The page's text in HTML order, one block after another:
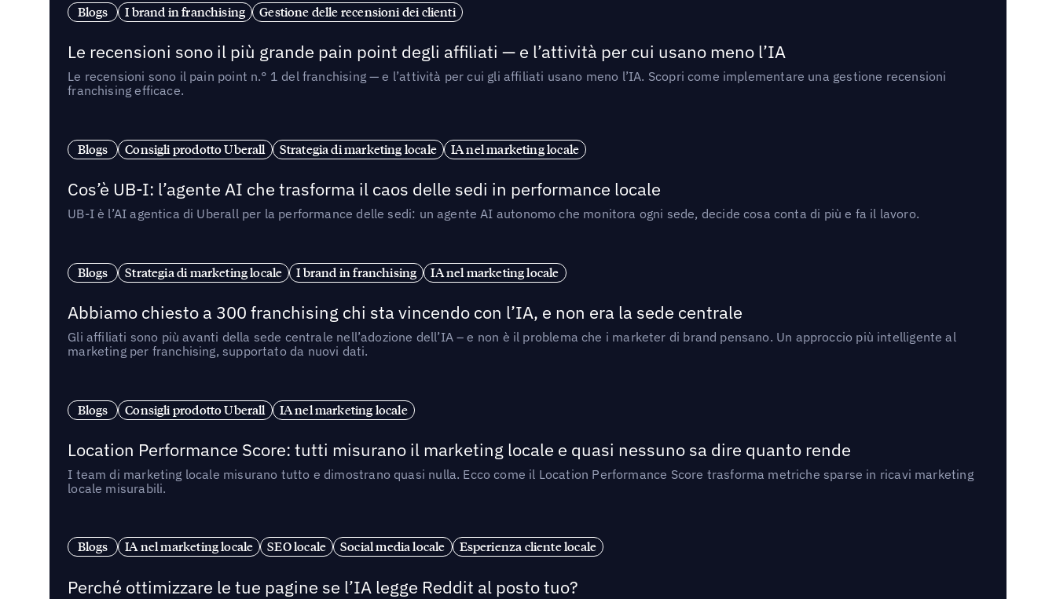
Blogs I brand in franchising Gestione delle recensioni dei clienti
Le recensioni sono il più grande pain point degli affiliati — e l’attività per cui usano meno l’IA
Le recensioni sono il pain point n.° 1 del franchising — e l’attività per cui gli affiliati usano meno l’IA. Scopri come implementare una gestione recensioni
franchising efficace.
Blogs Consigli prodotto Uberall Strategia di marketing locale IA nel marketing locale
Cos’è UB-I: l’agente AI che trasforma il caos delle sedi in performance locale
UB-I è l’AI agentica di Uberall per la performance delle sedi: un agente AI autonomo che monitora ogni sede, decide cosa conta di più e fa il lavoro.
Blogs Strategia di marketing locale I brand in franchising IA nel marketing locale
Abbiamo chiesto a 300 franchising chi sta vincendo con l’IA, e non era la sede centrale
Gli affiliati sono più avanti della sede centrale nell’adozione dell’IA – e non è il problema che i marketer di brand pensano. Un approccio più intelligente al
marketing per franchising, supportato da nuovi dati.
Blogs Consigli prodotto Uberall IA nel marketing locale
Location Performance Score: tutti misurano il marketing locale e quasi nessuno sa dire quanto rende
I team di marketing locale misurano tutto e dimostrano quasi nulla. Ecco come il Location Performance Score trasforma metriche sparse in ricavi marketing
locale misurabili.
Blogs IA nel marketing locale SEO locale Social media locale Esperienza cliente locale
Perché ottimizzare le tue pagine se l’IA legge Reddit al posto tuo?